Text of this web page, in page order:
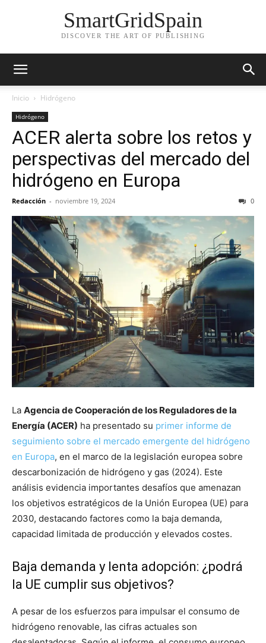
SmartGridSpain
DISCOVER THE ART OF PUBLISHING
Inicio Hidrógeno
Hidrógeno
ACER alerta sobre los retos y
perspectivas del mercado del
hidrógeno en Europa
Redacción - noviembre 19, 2024 0
La Agencia de Cooperación de los Reguladores de la
Energía (ACER) ha presentado su primer informe de
seguimiento sobre el mercado emergente del hidrógeno
en Europa, en el marco de la legislación europea sobre
descarbonización de hidrógeno y gas (2024). Este
análisis evidencia importantes desafíos que amenazan
los objetivos estratégicos de la Unión Europea (UE) para
2030, destacando factores como la baja demanda,
capacidad limitada de producción y elevados costes.
Baja demanda y lenta adopción: ¿podrá
la UE cumplir sus objetivos?
A pesar de los esfuerzos para impulsar el consumo de
hidrógeno renovable, las cifras actuales son